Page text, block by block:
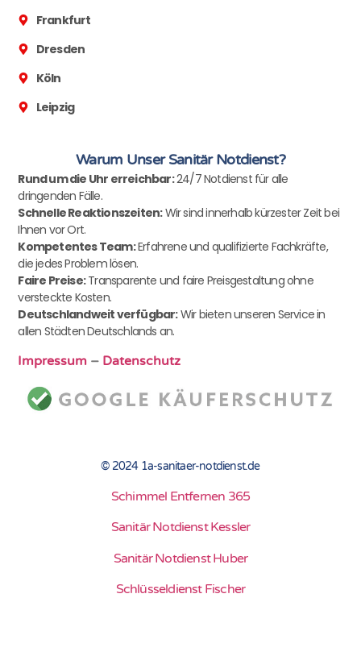
Frankfurt
Dresden
Köln
Leipzig
Warum Unser Sanitär Notdienst?
Rund um die Uhr erreichbar:24/7 Notdienst für alle
dringenden Fälle.
Schnelle Reaktionszeiten:Wir sind innerhalb kürzester Zeit bei
Ihnen vor Ort.
Kompetentes Team:Erfahrene und qualifizierte Fachkräfte,
die jedes Problem lösen.
Faire Preise:Transparente und faire Preisgestaltung ohne
versteckte Kosten.
Deutschlandweit verfügbar:Wir bieten unseren Service in
allen Städten Deutschlands an.
Impressum – Datenschutz
© 2024 1a-sanitaer-notdienst.de
Schimmel Entfernen 365
Sanitär Notdienst Kessler
Sanitär Notdienst Huber
Schlüsseldienst Fischer